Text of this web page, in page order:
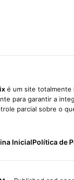
é um site totalmente
para garantir a
parcial sobre o
InicialPolítica de